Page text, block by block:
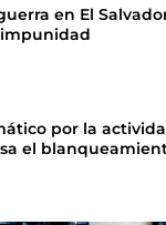
en El
por la
el